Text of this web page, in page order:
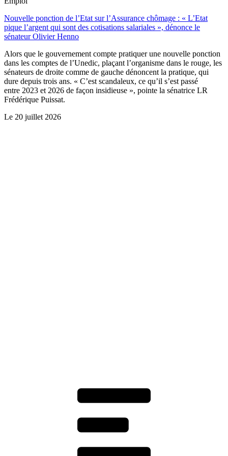
Nouvelle ponction de l’Etat sur l’Assurance chômage : « L’Etat
pique l’argent qui sont des cotisations salariales », dénonce le
sénateur Olivier Henno
Alors que le gouvernement compte pratiquer une nouvelle ponction
dans les comptes de l’Unedic, plaçant l’organisme dans le rouge, les
sénateurs de droite comme de gauche dénoncent la pratique, qui
dure depuis trois ans. « C’est scandaleux, ce qu’il s’est passé
entre 2023 et 2026 de façon insidieuse », pointe la sénatrice LR
Frédérique Puissat.
Le 20 juillet 2026